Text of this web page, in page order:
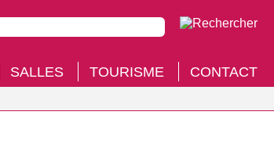
SALLES TOURISME CONTACT